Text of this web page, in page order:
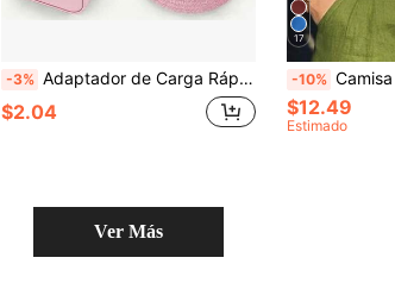
-3% Adaptador de Carga Rápida PD 20W Color Macaron + Cable de Carga Rápida de Transferencia de Datos de Alta Eficiencia de 3.3ft/100cm Juego de Cargador Compatible con IPhone 14 Pro Max/14 Pro/14 Plus/14/13/12/11/XS/XR/8/7/6/ Series
$2.04
17
-10% Camisa de mujer de color sólido con cuello en V y
$12.49
Estimado
Ver Más